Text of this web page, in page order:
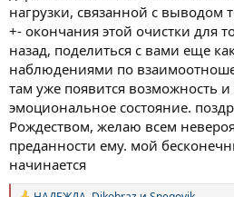
нагрузки, связанной с выводом
+- окончания этой очистки для
назад, поделиться с вами еще
наблюдениями по
там уже появится возможность
эмоциональное состояние.
Рождеством, желаю всем
преданности ему. мой
начинается